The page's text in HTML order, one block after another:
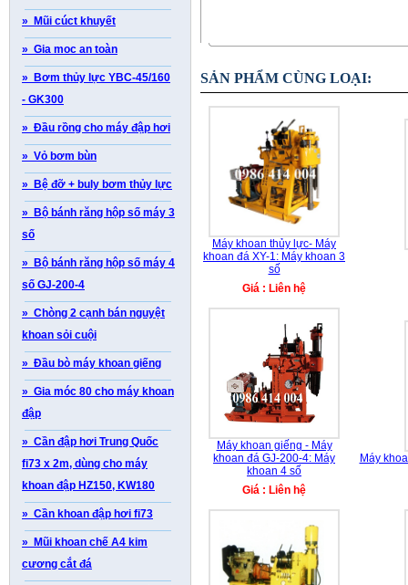
» Mũi cúct khuyết
» Gia moc an toàn
» Bơm thủy lực YBC-45/160
- GK300
» Đầu rồng cho máy đập hơi
» Vỏ bơm bùn
» Bệ đỡ + buly bơm thủy lực
» Bộ bánh răng hộp số máy 3
số
» Bộ bánh răng hộp số máy 4
số GJ-200-4
» Chòng 2 cạnh bán nguyệt
khoan sỏi cuội
» Đầu bò máy khoan giếng
» Gia móc 80 cho máy khoan
đập
» Cần đập hơi Trung Quốc
fi73 x 2m, dùng cho máy
khoan đập HZ150, KW180
» Cần khoan đập hơi fi73
» Mũi khoan chế A4 kim
cương cắt đá
SẢN PHẨM CÙNG LOẠI:
Máy khoan thủy lực- Máy
khoan đá XY-1: Máy khoan 3
số
Giá : Liên hệ
Máy khoan giếng - Máy
khoan đá GJ-200-4: Máy
khoan 4 số
Giá : Liên hệ
Máy